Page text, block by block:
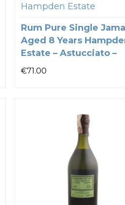
Hampden Estate
Rum Pure Single
Aged 8 Years
Estate – Astucciato –
€71.00